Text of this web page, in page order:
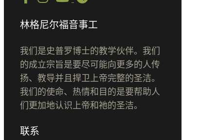
林格尼尔福音事工
我们是史普罗博士的教学伙伴。我们
的成立宗旨是要尽可能向更多的人传
扬、教导并且捍卫上帝完整的圣洁。
我们的使命、热情和目的是要帮助人
们更加地认识上帝和祂的圣洁。
联系